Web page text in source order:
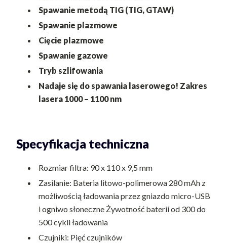
Spawanie metodą TIG (TIG, GTAW)
Spawanie plazmowe
Cięcie plazmowe
Spawanie gazowe
Tryb szlifowania
Nadaje się do spawania laserowego! Zakres
lasera 1000 – 1100 nm
Specyfikacja techniczna
Rozmiar filtra: 90 x 110 x 9,5 mm
Zasilanie: Bateria litowo-polimerowa 280 mAh z
możliwością ładowania przez gniazdo micro-USB
i ogniwo słoneczne Żywotność baterii od 300 do
500 cykli ładowania
Czujniki: Pięć czujników